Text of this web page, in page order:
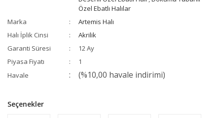
Özel Ebatlı Halılar
Marka
Artemis Halı
Halı İplik Cinsi
Akrilik
Garanti Süresi
12 Ay
Piyasa Fiyatı
1
Havale
(%10,00 havale indirimi)
Seçenekler